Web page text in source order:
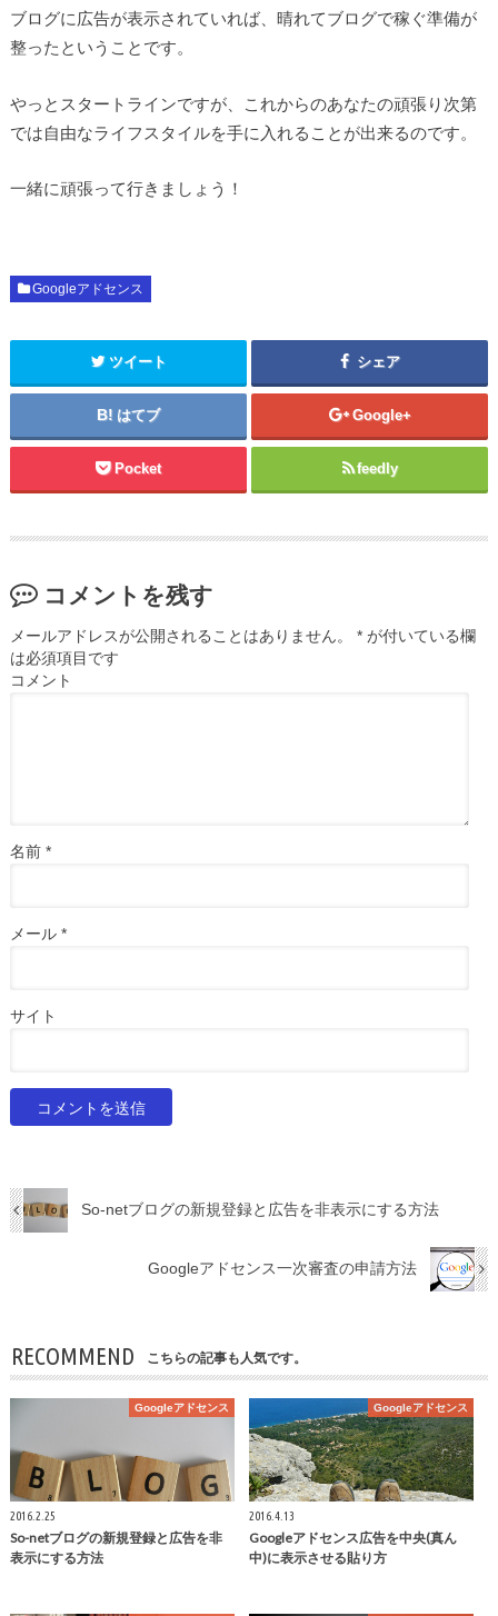
ブログに広告が表示されていれば、晴れてブログで稼ぐ準備が
整ったということです。
やっとスタートラインですが、これからのあなたの頑張り次第
では自由なライフスタイルを手に入れることが出来るのです。
一緒に頑張って行きましょう！
Googleアドセンス
ツイート シェア
はてブ Google+
Pocket feedly
コメントを残す
メールアドレスが公開されることはありません。 *が付いている欄
は必須項目です
コメント
名前 *
メール *
サイト
So-netブログの新規登録と広告を非表示にする方法
Googleアドセンス一次審査の申請方法
RECOMMEND こちらの記事も人気です。
Googleアドセンス
2016.2.25
So-netブログの新規登録と広告を非
表示にする方法
Googleアドセンス
2016.4.13
Googleアドセンス広告を中央(真ん
中)に表示させる貼り方